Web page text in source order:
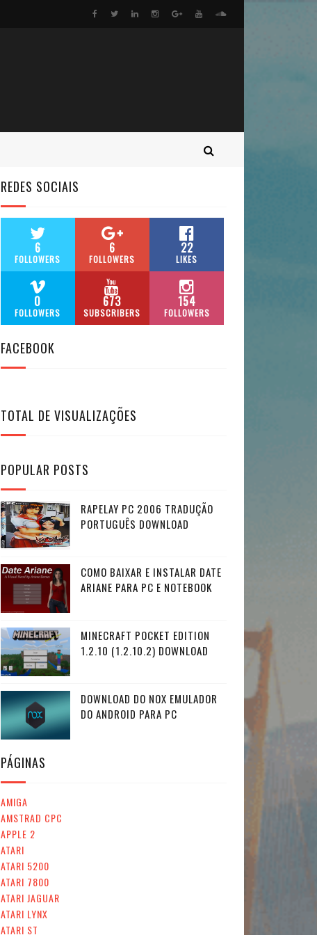
REDES SOCIAIS
6
FOLLOWERS
6
FOLLOWERS
22
LIKES
0
FOLLOWERS
673
SUBSCRIBERS
154
FOLLOWERS
FACEBOOK
TOTAL DE VISUALIZAÇÕES
POPULAR POSTS
RAPELAY PC 2006 TRADUÇÃO
PORTUGUÊS DOWNLOAD
COMO BAIXAR E INSTALAR DATE
ARIANE PARA PC E NOTEBOOK
MINECRAFT POCKET EDITION
1.2.10 (1.2.10.2) DOWNLOAD
DOWNLOAD DO NOX EMULADOR
DO ANDROID PARA PC
PÁGINAS
AMIGA
AMSTRAD CPC
APPLE 2
ATARI
ATARI 5200
ATARI 7800
ATARI JAGUAR
ATARI LYNX
ATARI ST